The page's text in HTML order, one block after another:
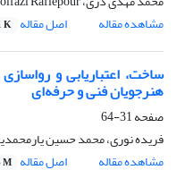
مشاهده مقاله
اصل مقاله K
ساخت، اعتباریابی و
هنرجویان فنی و حرفه‌ای
صفحه31-64
فریده نوری، محمد حسین
مشاهده مقاله
اصل مقاله M